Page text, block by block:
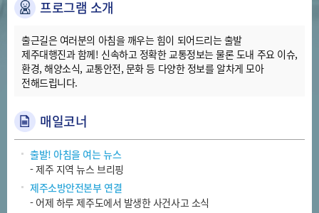
프로그램 소개
출근길은 여러분의 아침을 깨우는 힘이 되어드리는 출발
제주대행진과 함께! 신속하고 정확한 교통정보는 물론 도내 주요 이슈,
환경, 해양소식, 교통안전, 문화 등 다양한 정보를 알차게 모아
전해드립니다.
매일코너
출발! 아침을 여는 뉴스
- 제주 지역 뉴스 브리핑
제주소방안전본부 연결
- 어제 하루 제주도에서 발생한 사건사고 소식